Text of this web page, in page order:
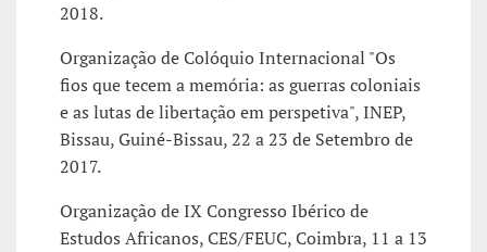
2018.
Organização de Colóquio Internacional "Os
fios que tecem a memória: as guerras coloniais
e as lutas de libertação em perspetiva", INEP,
Bissau, Guiné-Bissau, 22 a 23 de Setembro de
2017.
Organização de IX Congresso Ibérico de
Estudos Africanos, CES/FEUC, Coimbra, 11 a 13